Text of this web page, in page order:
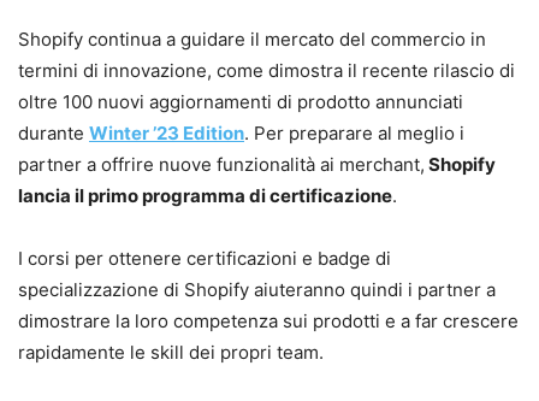
Shopify continua a guidare il mercato del commercio in
termini di innovazione, come dimostra il recente rilascio di
oltre 100 nuovi aggiornamenti di prodotto annunciati
durante Winter ’23 Edition. Per preparare al meglio i
partner a offrire nuove funzionalità ai merchant, Shopify
lancia il primo programma di certificazione.
I corsi per ottenere certificazioni e badge di
specializzazione di Shopify aiuteranno quindi i partner a
dimostrare la loro competenza sui prodotti e a far crescere
rapidamente le skill dei propri team.